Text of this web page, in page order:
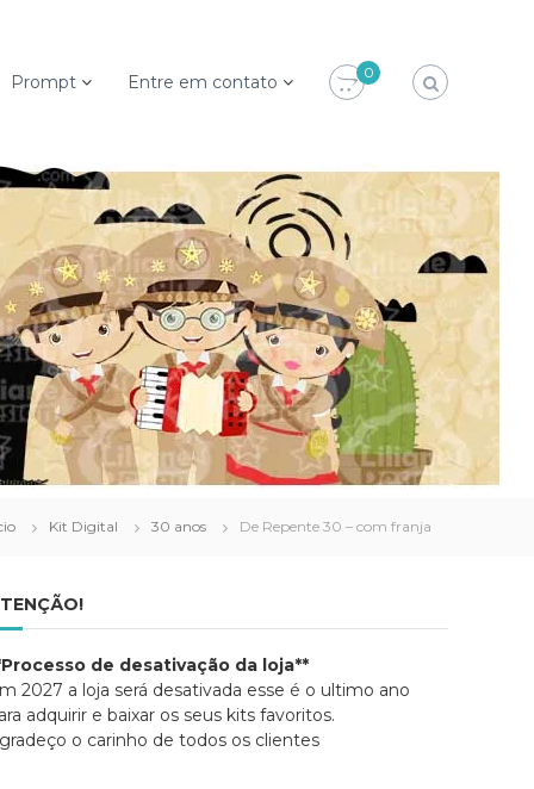
Prompt Entre em contato 0
Kit Digital 30 anos De Repente 30 – com franja
de desativação da loja**
2027 a loja será desativada esse é o ultimo ano
adquirir e baixar os seus kits favoritos.
o carinho de todos os clientes